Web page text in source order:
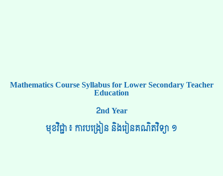
Mathematics Course Syllabus for Lower Secondary Teacher
Education
2nd Year
មុខវិជ្ជា៖ ការបង្រៀន និងរៀនគណិតវិទ្យា ១